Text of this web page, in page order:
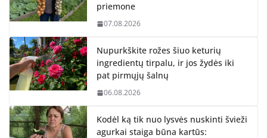
priemone
07.08.2026
Nupurkškite rožes šiuo keturių
ingredientų tirpalu, ir jos žydės iki
pat pirmųjų šalnų
06.08.2026
Kodėl ką tik nuo lysvės nuskinti švieži
agurkai staiga būna kartūs: